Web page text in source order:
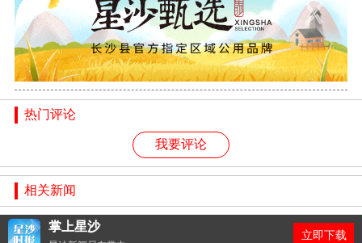
热门评论
我要评论
相关新闻
掌上星沙
立即下载
掌上星沙
立即下载